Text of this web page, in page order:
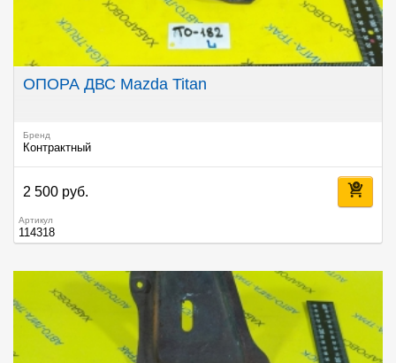
ОПОРА ДВС Mazda Titan
Бренд
Контрактный
2 500 руб.
Артикул
114318